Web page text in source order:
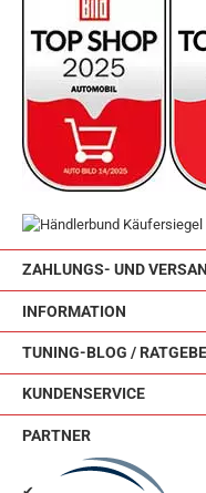
ZAHLUNGS- UND
INFORMATION
TUNING-BLOG /
KUNDENSERVICE
PARTNER